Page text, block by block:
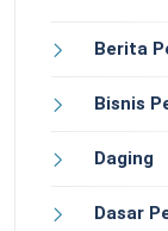
Berita
Bisnis
Daging
Dasar